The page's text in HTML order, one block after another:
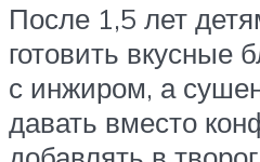
После 1,5 лет
готовить вкусные
с инжиром, а
давать вместо